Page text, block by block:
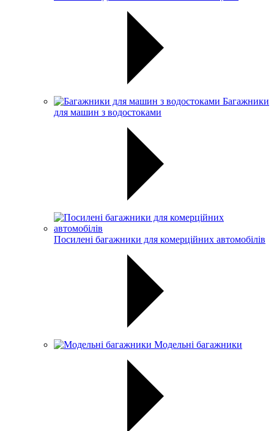
Багажники
для машин з водостоками
Посилені багажники для комерційних автомобілів
Модельні багажники